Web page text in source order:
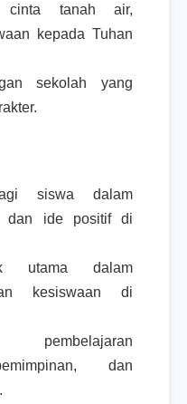
cinta tanah air,
kepada Tuhan
sekolah yang
siswa dalam
dan ide positif di
utama dalam
kesiswaan di
dan